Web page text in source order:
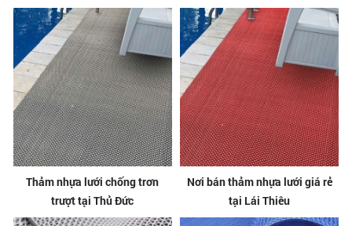
Thảm nhựa lưới chống trơn
trượt tại Thủ Đức
Nơi bán thảm nhựa lưới giá rẻ
tại Lái Thiêu